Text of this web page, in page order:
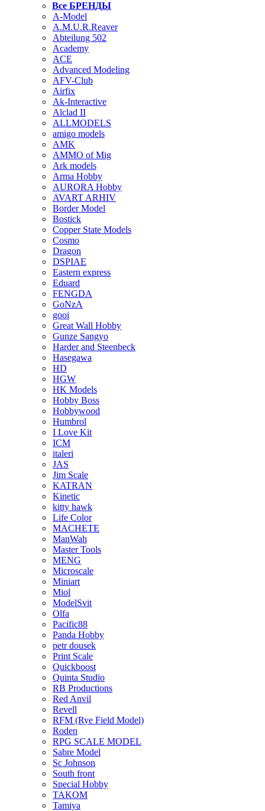
Все БРЕНДЫ
A-Model
A.M.U.R.Reaver
Abteilung 502
Academy
ACE
Advanced Modeling
AFV-Club
Airfix
Ak-Interactive
Alclad II
ALLMODELS
amigo models
AMK
AMMO of Mig
Ark models
Arma Hobby
AURORA Hobby
AVART ARHIV
Border Model
Bostick
Copper State Models
Cosmo
Dragon
DSPIAE
Eastern express
Eduard
FENGDA
GoNzA
gooi
Great Wall Hobby
Gunze Sangyo
Harder and Steenbeck
Hasegawa
HD
HGW
HK Models
Hobby Boss
Hobbywood
Humbrol
I Love Kit
ICM
italeri
JAS
Jim Scale
KATRAN
Kinetic
kitty hawk
Life Color
MACHETE
ManWah
Master Tools
MENG
Microscale
Miniart
Miol
ModelSvit
Olfa
Pacific88
Panda Hobby
petr dousek
Print Scale
Quickboost
Quinta Studio
RB Productions
Red Anvil
Revell
RFM (Rye Field Model)
Roden
RPG SCALE MODEL
Sabre Model
Sc Johnson
South front
Special Hobby
TAKOM
Tamiya